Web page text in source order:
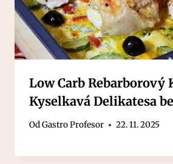
Low Carb Rebarborový
Kyselkavá Delikatesa
OdGastro Profesor 22. 11. 2025